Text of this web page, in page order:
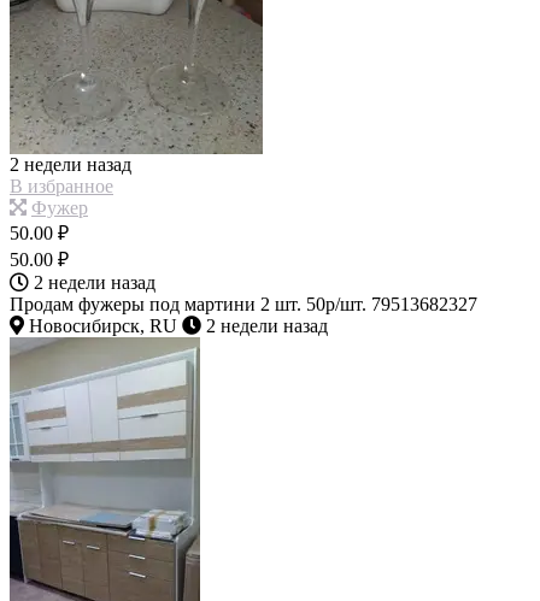
2 недели назад
В избранное
Фужер
50.00 ₽
50.00 ₽
2 недели назад
Продам фужеры под мартини 2 шт. 50р/шт. 79513682327
Новосибирск, RU
2 недели назад